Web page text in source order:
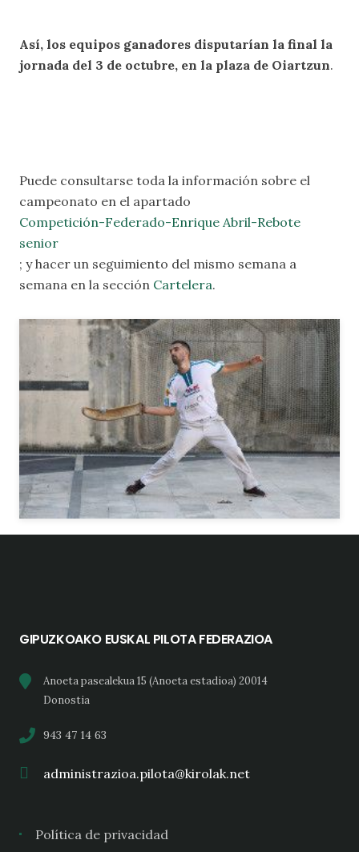
Así, los equipos ganadores disputarían la final la
jornada del 3 de octubre, en la plaza de Oiartzun.
Puede consultarse toda la información sobre el
campeonato en el apartado
Competición-Federado-Enrique Abril-Rebote
senior
; y hacer un seguimiento del mismo semana a
semana en la sección Cartelera.
GIPUZKOAKO EUSKAL PILOTA FEDERAZIOA
Anoeta pasealekua 15 (Anoeta estadioa) 20014
Donostia
943 47 14 63
administrazioa.pilota@kirolak.net
Política de privacidad